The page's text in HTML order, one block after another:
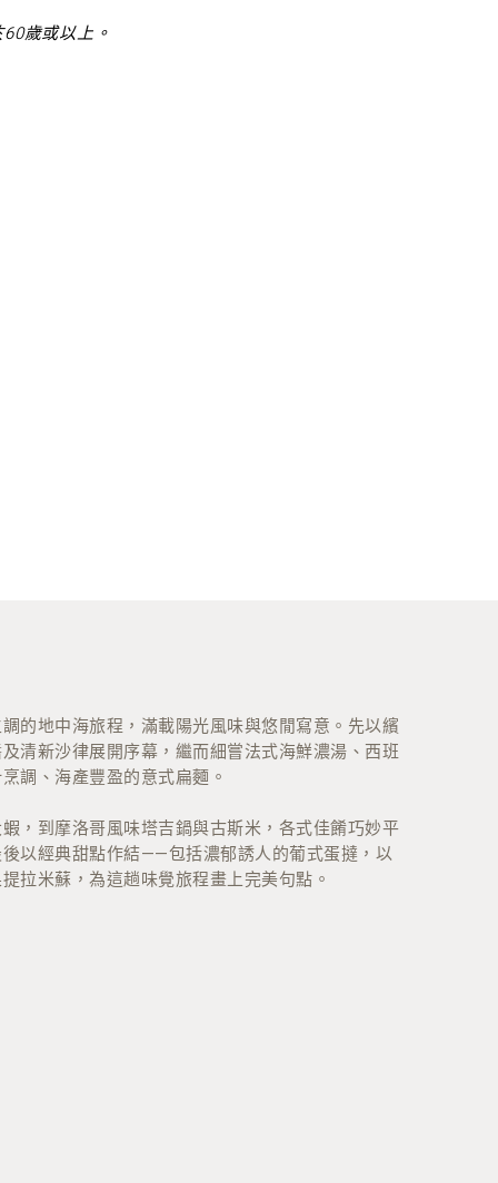
歲或以上。
的地中海旅程，滿載陽光風味與悠閒寫意。先以繽
清新沙律展開序幕，繼而細嘗法式海鮮濃湯、西班
調、海產豐盈的意式扁麵。
，到摩洛哥風味塔吉鍋與古斯米，各式佳餚巧妙平
以經典甜點作結——包括濃郁誘人的葡式蛋撻，以
拉米蘇，為這趟味覺旅程畫上完美句點。